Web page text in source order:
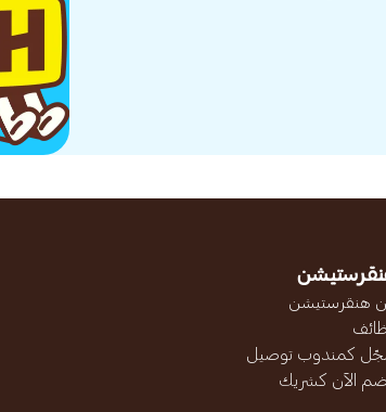
هنقرستيشن
كمندوب توصيل
الآن كشريك